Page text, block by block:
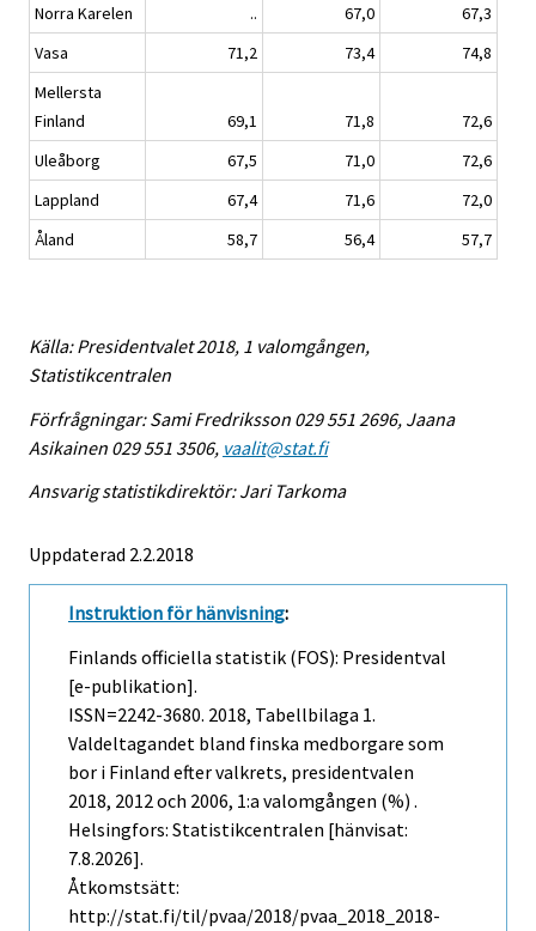
Norra Karelen
.. 67,0
67,3
Vasa
71,2 73,4
74,8
Mellersta
Finland
69,1 71,8
72,6
Uleåborg
67,5 71,0
72,6
Lappland
67,4 71,6
72,0
Åland
58,7 56,4 57,7
Källa: Presidentvalet 2018, 1 valomgången,
Statistikcentralen
Förfrågningar: Sami Fredriksson 029 551 2696, Jaana
Asikainen 029 551 3506, vaalit@stat.fi
Ansvarig statistikdirektör: Jari Tarkoma
Uppdaterad 2.2.2018
Instruktion för hänvisning:
Finlands officiella statistik (FOS): Presidentval
[e-publikation].
ISSN=2242-3680. 2018, Tabellbilaga 1.
Valdeltagandet bland finska medborgare som
bor i Finland efter valkrets, presidentvalen
2018, 2012 och 2006, 1:a valomgången (%) .
Helsingfors: Statistikcentralen [hänvisat:
7.8.2026].
Åtkomstsätt:
http://stat.fi/til/pvaa/2018/pvaa_2018_2018-